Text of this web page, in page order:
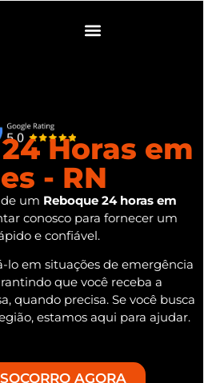
Horas em
- RN
um Reboque 24 horas em
conosco para fornecer um
e confiável.
lo em situações de emergência
que você receba a
quando precisa. Se você busca
estamos aqui para ajudar.
AGORA